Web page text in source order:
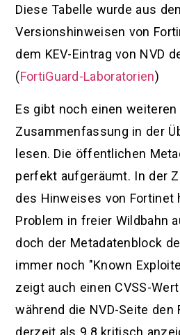
Diese Tabelle wurde aus
Versionshinweisen von
dem KEV-Eintrag von NVD
(FortiGuard-Laboratorien)
Es gibt noch einen weiteren
Zusammenfassung in der
lesen. Die öffentlichen
perfekt aufgeräumt. In der
des Hinweises von Fortinet
Problem in freier Wildbahn
doch der Metadatenblock
immer noch "Known
zeigt auch einen CVSS-
während die NVD-Seite den
derzeit als 9.8 kritisch